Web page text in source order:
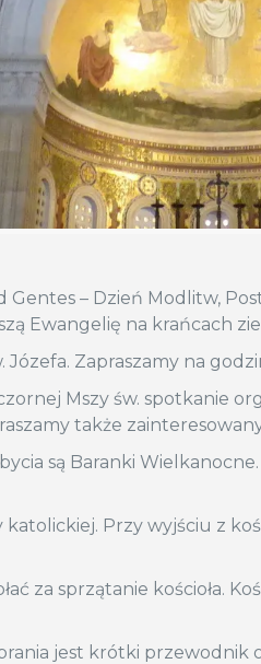
Gentes – Dzień Modlitw,
Ewangelię na krańcach
Zapraszamy na
Mszy św. spotkanie
także
są Baranki
Przy wyjściu z
za sprzątanie kościoła.
jest krótki